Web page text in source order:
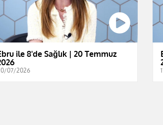
ile 8'de Sağlık | 20 Temmuz
07/2026